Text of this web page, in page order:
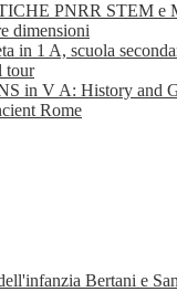
PNRR STEM e
dimensioni
in 1 A, scuola
tour
in V A: History and
Rome
Bertani e